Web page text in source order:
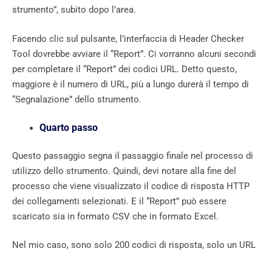
strumento”, subito dopo l’area.
Facendo clic sul pulsante, l’interfaccia di Header Checker
Tool dovrebbe avviare il “Report”. Ci vorranno alcuni secondi
per completare il “Report” dei codici URL. Detto questo,
maggiore è il numero di URL, più a lungo durerà il tempo di
“Segnalazione” dello strumento.
Quarto passo
Questo passaggio segna il passaggio finale nel processo di
utilizzo dello strumento. Quindi, devi notare alla fine del
processo che viene visualizzato il codice di risposta HTTP
dei collegamenti selezionati. E il “Report” può essere
scaricato sia in formato CSV che in formato Excel.
Nel mio caso, sono solo 200 codici di risposta, solo un URL